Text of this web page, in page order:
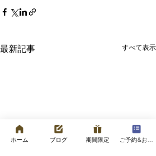
最新記事 すべて表示
ホーム ブログ 期間限定